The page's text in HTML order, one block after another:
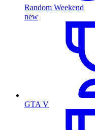
Random Weekend
new
GTA V